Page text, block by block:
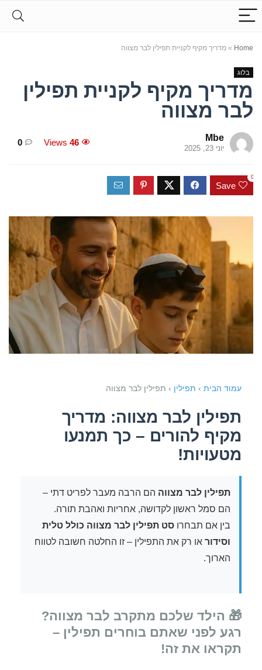
Home
» מדריך מקיף לקניית תפילין לבר מצווה
בלוג
מדריך מקיף לקניית תפילין
לבר מצווה
Mbe
יוני 23, 2025
46
0
Save
0
עמוד הבית › תפילין › תפילין לבר מצווה
תפילין לבר מצווה: מדריך
מקיף להורים – כך תמנעו
מטעויות!
תפילין לבר מצווה הם הרבה מעבר לפריט דתי –
הם סמל ראשון לקדושה, אחריות ואהבת תורה.
בין אם תבחרו סט תפילין לבר מצווה כולל טלית
וסידור או רק את התפילין – זו החלטה חשובה לטווח
הארוך.
🎁 הילד שלכם מתקרב לבר מצווה?
רגע לפני שאתם בוחרים תפילין –
תקראו את זה!